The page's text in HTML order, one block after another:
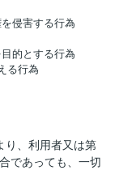
侵害する行為
的とする行為
る行為
り、利用者又は第
であっても、一切